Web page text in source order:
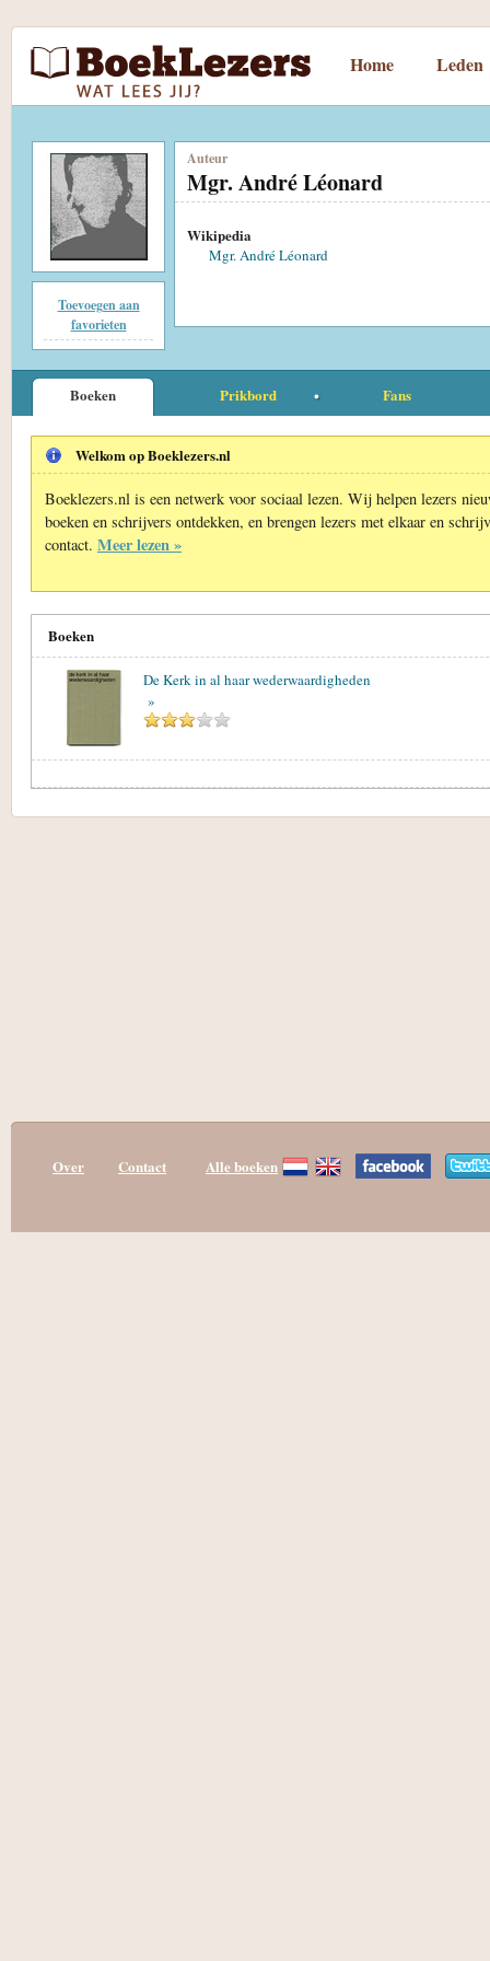
Home Leden
Toevoegen aan
favorieten
Auteur
Mgr. André Léonard
Wikipedia
Mgr. André Léonard
Boeken Prikbord Fans
Welkom op Boeklezers.nl
Boeklezers.nl is een netwerk voor sociaal lezen. Wij helpen lezers
boeken en schrijvers ontdekken, en brengen lezers met elkaar en
contact. Meer lezen »
Boeken
De Kerk in al haar wederwaardigheden
»
Over Contact Alle boeken